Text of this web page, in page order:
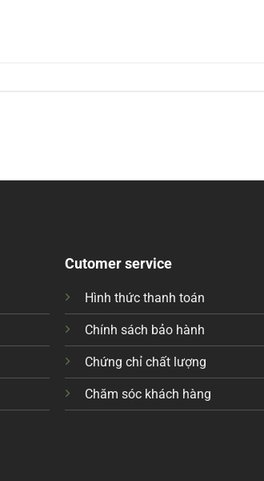
Cutomer service
Hình thức thanh toán
Chính sách bảo hành
Chứng chỉ chất lượng
Chăm sóc khách hàng